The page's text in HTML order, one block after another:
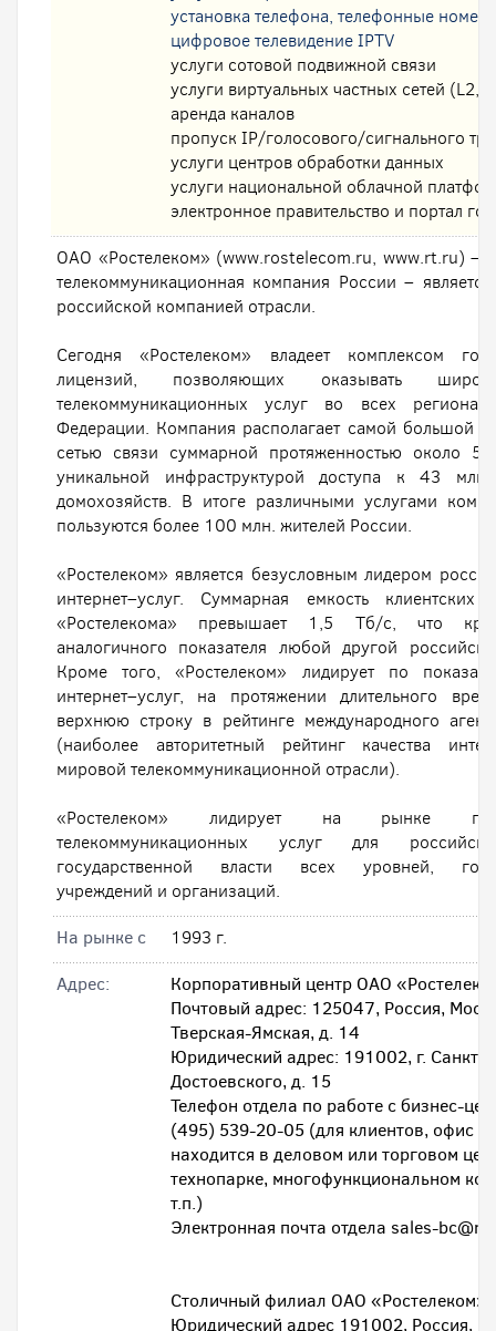
установка телефона, телефонные номера
цифровое телевидение IPTV
услуги сотовой подвижной связи
услуги виртуальных частных сетей (L2,
аренда каналов
пропуск IP/голосового/сигнального
услуги центров обработки данных
услуги национальной облачной
электронное правительство и портал
ОАО «Ростелеком» (www.rostelecom.ru, www.rt.ru) –
телекоммуникационная компания России –
российской компанией отрасли.
Сегодня «Ростелеком» владеет комплексом
лицензий, позволяющих оказывать
телекоммуникационных услуг во всех регионах
Федерации. Компания располагает самой большой
сетью связи суммарной протяженностью около
уникальной инфраструктурой доступа к 43 млн.
домохозяйств. В итоге различными услугами
пользуются более 100 млн. жителей России.
«Ростелеком» является безусловным лидером
интернет–услуг. Суммарная емкость клиентских
«Ростелекома» превышает 1,5 Тб/с, что
аналогичного показателя любой другой
Кроме того, «Ростелеком» лидирует по
интернет–услуг, на протяжении длительного
верхнюю строку в рейтинге международного
(наиболее авторитетный рейтинг качества
мировой телекоммуникационной отрасли).
«Ростелеком» лидирует на рынке
телекоммуникационных услуг для
государственной власти всех уровней,
учреждений и организаций.
На рынке с
1993 г.
Адрес:
Корпоративный центр ОАО
Почтовый адрес: 125047, Россия,
Тверская-Ямская, д. 14
Юридический адрес: 191002, г. Санкт-
Достоевского, д. 15
Телефон отдела по работе с бизнес-
(495) 539-20-05 (для клиентов, офис
находится в деловом или торговом
технопарке, многофункциональном
т.п.)
Электронная почта отдела sales-
Столичный филиал ОАО «Ростелеком»:
Юридический адрес 191002, Россия, г.